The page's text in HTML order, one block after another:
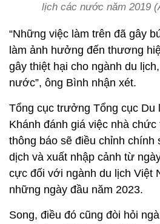
lịch các nước năm 2019
“Những việc làm trên đã gây
làm ảnh hưởng đến thương
gây thiệt hại cho ngành du
nước”, ông Bình nhận xét.
Tổng cục trưởng Tổng cục Du
Khánh đánh giá việc nhà chức
thông báo sẽ điều chỉnh chính
dịch và xuất nhập cảnh từ
cực đối với ngành du lịch Việt
những ngày đầu năm 2023.
Song, điều đó cũng đòi hỏi